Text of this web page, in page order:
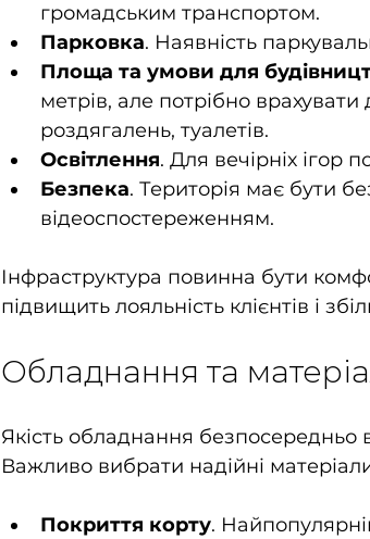
громадським транспортом.
Парковка. Наявність
Площа та умови для
метрів, але потрібно
роздягалень, туалетів.
Освітлення. Для вечірніх ігор
Безпека. Територія має бути
відеоспостереженням.
Інфраструктура повинна бути
підвищить лояльність клієнтів і
Обладнання та
Якість обладнання безпосередньо
Важливо вибрати надійні
Покриття корту.